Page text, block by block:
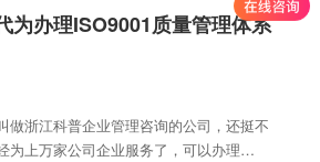
为办理ISO9001质量管理体系
做浙江科普企业管理咨询的公司，还挺不
为上万家公司企业服务了，可以办理